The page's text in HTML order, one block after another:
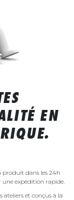
EN
produit dans les 24h
expédition rapide.
ateliers et conçus à la